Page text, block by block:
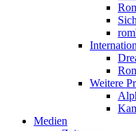
Weitere
Medien